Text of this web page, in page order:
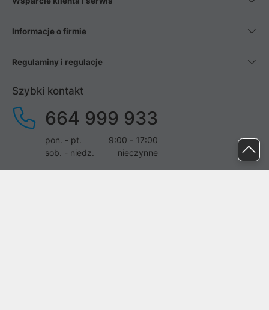
Informacje o firmie
Regulaminy i regulacje
Szybki kontakt
664 999 933
pon. - pt.
9:00 - 17:00
sob. - niedz.
nieczynne